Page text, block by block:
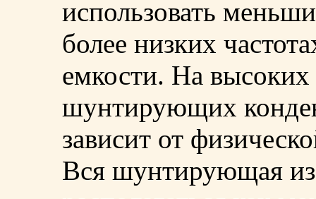
использовать
более низких
емкости. На высоких
шунтирующих
зависит от
Вся шунтирующая